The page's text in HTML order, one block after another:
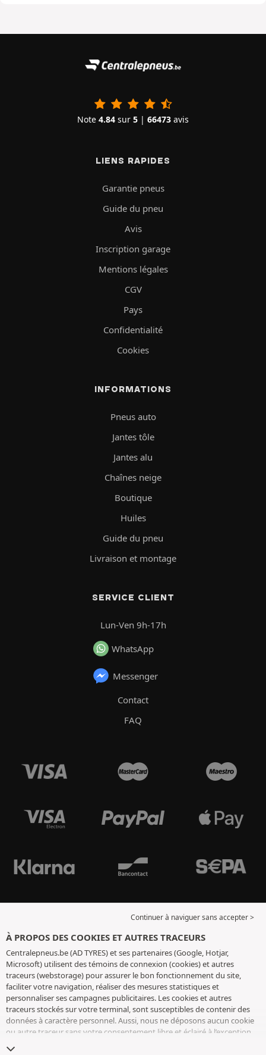
Note 4.84 sur 5 | 66473 avis
LIENS RAPIDES
Garantie pneus
Guide du pneu
Avis
Inscription garage
Mentions légales
CGV
Pays
Confidentialité
Cookies
INFORMATIONS
Pneus auto
Jantes tôle
Jantes alu
Chaînes neige
Boutique
Huiles
Guide du pneu
Livraison et montage
SERVICE CLIENT
Lun-Ven 9h-17h
WhatsApp
Messenger
Contact
FAQ
Continuer à naviguer sans accepter >
À PROPOS DES COOKIES ET AUTRES TRACEURS
Centralepneus.be (AD TYRES) et ses partenaires (Google, Hotjar,
Microsoft) utilisent des témoins de connexion (cookies) et autres
traceurs (webstorage) pour assurer le bon fonctionnement du site,
faciliter votre navigation, réaliser des mesures statistiques et
personnaliser ses campagnes publicitaires. Les cookies et autres
traceurs stockés sur votre terminal, sont susceptibles de contenir des
données à caractère personnel. Aussi, nous ne déposons aucun cookie
ou autre traceur sans votre consentement libre et éclairé à l’exception